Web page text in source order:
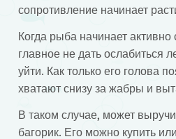
сопротивление начинает
Когда рыба начинает активно
главное не дать ослабиться
уйти. Как только его голова
хватают снизу за жабры и
В таком случае, может
багорик. Его можно купить